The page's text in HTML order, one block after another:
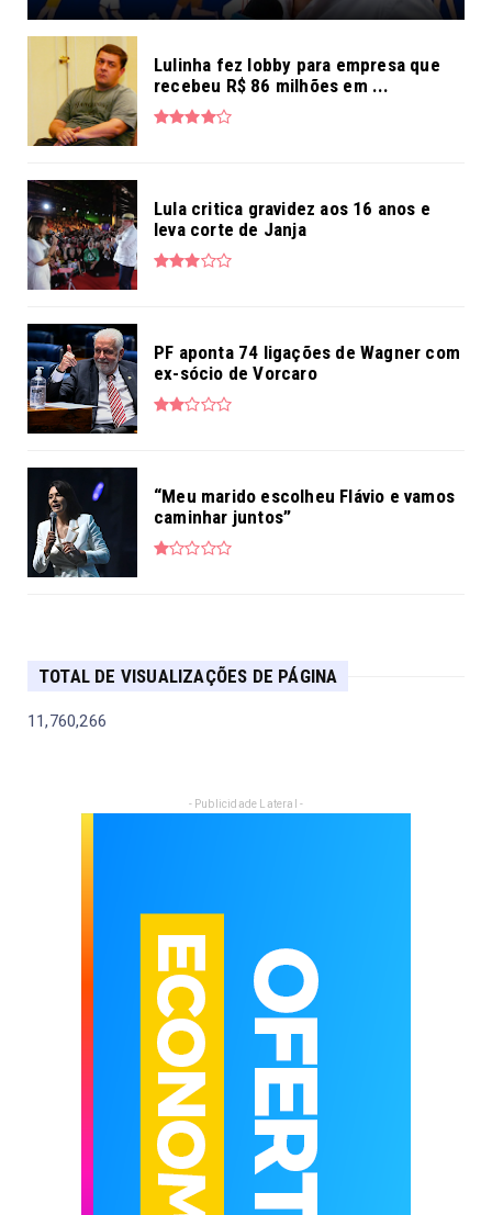
Lulinha fez lobby para empresa que
recebeu R$ 86 milhões em ...
Lula critica gravidez aos 16 anos e
leva corte de Janja
PF aponta 74 ligações de Wagner com
ex-sócio de Vorcaro
“Meu marido escolheu Flávio e vamos
caminhar juntos”
TOTAL DE VISUALIZAÇÕES DE PÁGINA
11,760,266
- Publicidade Lateral -